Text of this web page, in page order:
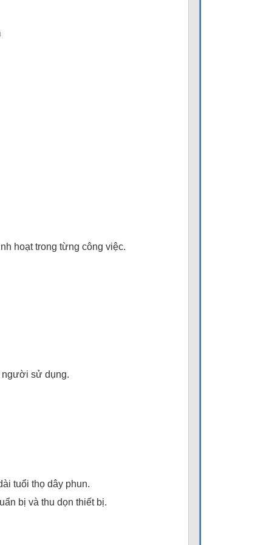
hoạt trong từng công việc.
người sử dụng.
tuổi thọ dây phun.
bị và thu dọn thiết bị.